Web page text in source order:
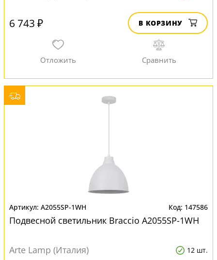
6 743 ₽ В КОРЗИНУ
A2055SP-1WH 147586
Подвесной светильник Braccio A2055SP-1WH
Arte Lamp (Италия) 12 шт.